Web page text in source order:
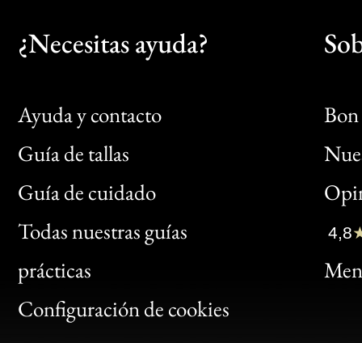
¿Necesitas ayuda?
Ayuda y contacto
Guía de tallas
Guía de cuidado
Todas nuestras guías
prácticas
Configuración de cookies
Bon
Clic
Bon
4,8